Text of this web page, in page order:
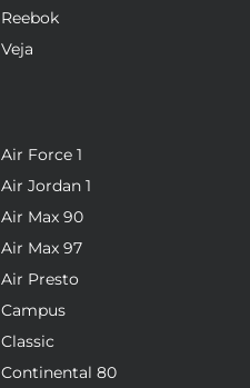
Reebok
Veja
Air Force 1
Air Jordan 1
Air Max 90
Air Max 97
Air Presto
Campus
Classic
Continental 80